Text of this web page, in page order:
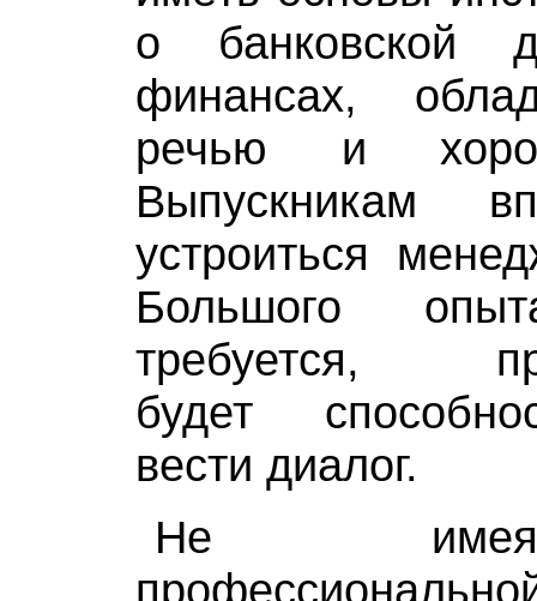
о банковской
финансах,
речью и
Выпускникам
устроиться
Большого
требуется,
будет
вести диалог.
Не